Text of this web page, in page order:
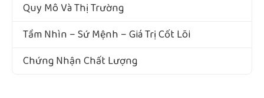
Quy Mô Và Thị Trường
Tầm Nhìn – Sứ Mệnh – Giá Trị Cốt Lõi
Chứng Nhận Chất Lượng